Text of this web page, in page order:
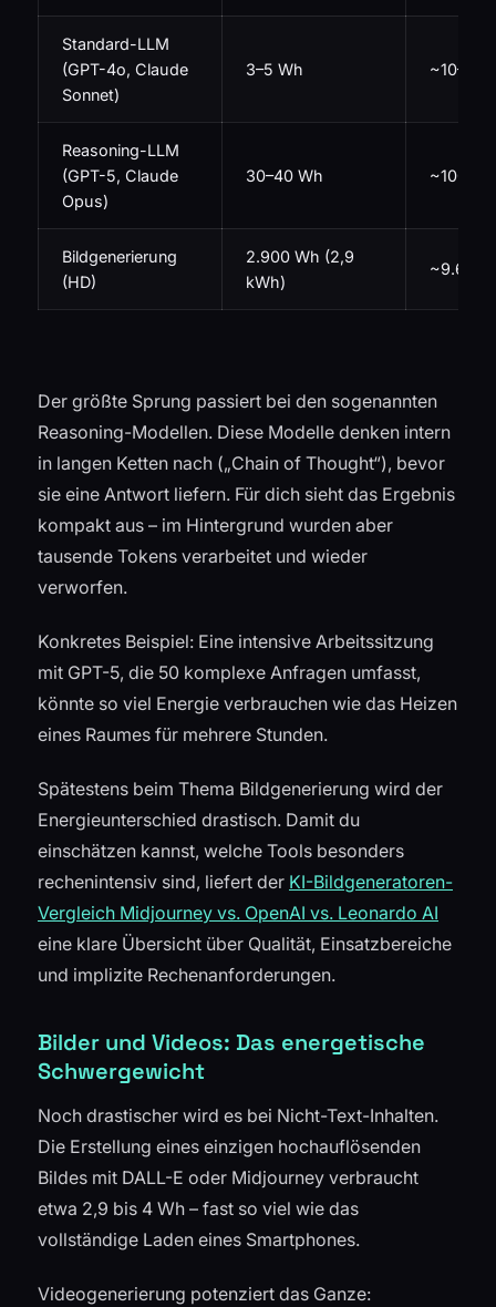
Standard-LLM
(GPT-4o, Claude
Sonnet)
3–5 Wh ~10–16x
Reasoning-LLM
(GPT-5, Claude
Opus)
30–40 Wh
Bildgenerierung
(HD)
2.900 Wh (2,9
kWh)
~9.600x
Der größte Sprung passiert bei den sogenannten
Reasoning-Modellen. Diese Modelle denken intern
in langen Ketten nach („Chain of Thought“), bevor
sie eine Antwort liefern. Für dich sieht das Ergebnis
kompakt aus – im Hintergrund wurden aber
tausende Tokens verarbeitet und wieder
verworfen.
Konkretes Beispiel: Eine intensive Arbeitssitzung
mit GPT-5, die 50 komplexe Anfragen umfasst,
könnte so viel Energie verbrauchen wie das Heizen
eines Raumes für mehrere Stunden.
Spätestens beim Thema Bildgenerierung wird der
Energieunterschied drastisch. Damit du
einschätzen kannst, welche Tools besonders
rechenintensiv sind, liefert der KI-Bildgeneratoren-
Vergleich Midjourney vs. OpenAI vs. Leonardo AI
eine klare Übersicht über Qualität, Einsatzbereiche
und implizite Rechenanforderungen.
Bilder und Videos: Das energetische
Schwergewicht
Noch drastischer wird es bei Nicht-Text-Inhalten.
Die Erstellung eines einzigen hochauflösenden
Bildes mit DALL-E oder Midjourney verbraucht
etwa 2,9 bis 4 Wh – fast so viel wie das
vollständige Laden eines Smartphones.
Videogenerierung potenziert das Ganze: